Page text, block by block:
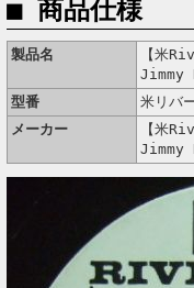
■ 商品仕様
製品名
【米
型番
米リバ
メーカー
【米